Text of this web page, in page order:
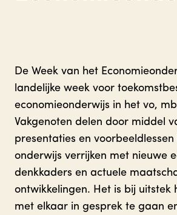
De Week van het
landelijke week voor
economieonderwijs in het vo,
Vakgenoten delen door middel
presentaties en voorbeeldlessen
onderwijs verrijken met nieuwe
denkkaders en actuele
ontwikkelingen. Het is bij uitstek
met elkaar in gesprek te gaan